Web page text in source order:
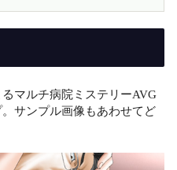
マルチ病院ミステリーAVG
サンプル画像もあわせてど